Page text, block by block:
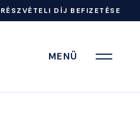
RÉSZVÉTELI DÍJ BEFIZETÉSE
MENÜ